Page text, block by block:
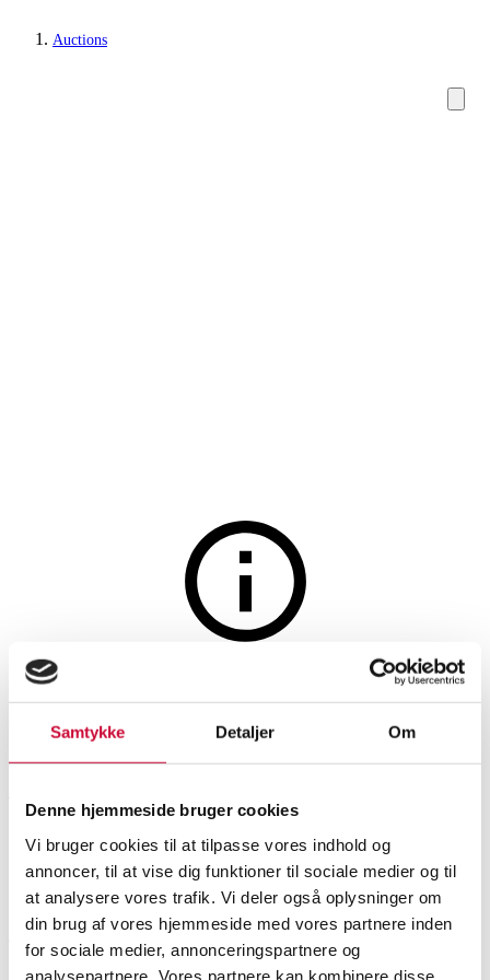
Samtykke Detaljer Om
Denne hjemmeside bruger cookies
Vi bruger cookies til at tilpasse vores indhold og
annoncer, til at vise dig funktioner til sociale medier og til
at analysere vores trafik. Vi deler også oplysninger om
din brug af vores hjemmeside med vores partnere inden
for sociale medier, annonceringspartnere og
analysepartnere. Vores partnere kan kombinere disse
Auctions
Lounge chairs
Illum Wikkelsø. 'Plexus' chair
made of mahogany and French
wicker
SHOWROOM
Vejle
ESTIMATE
DKK 1,500
ITEM NUMBER
6534847